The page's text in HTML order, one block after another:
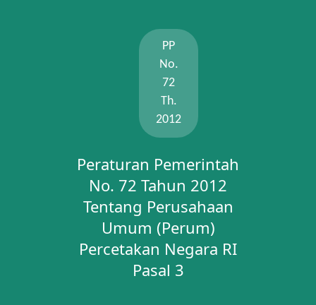
PP
No.
72
Th.
2012
Peraturan Pemerintah
No. 72 Tahun 2012
Tentang Perusahaan
Umum (Perum)
Percetakan Negara RI
Pasal 3